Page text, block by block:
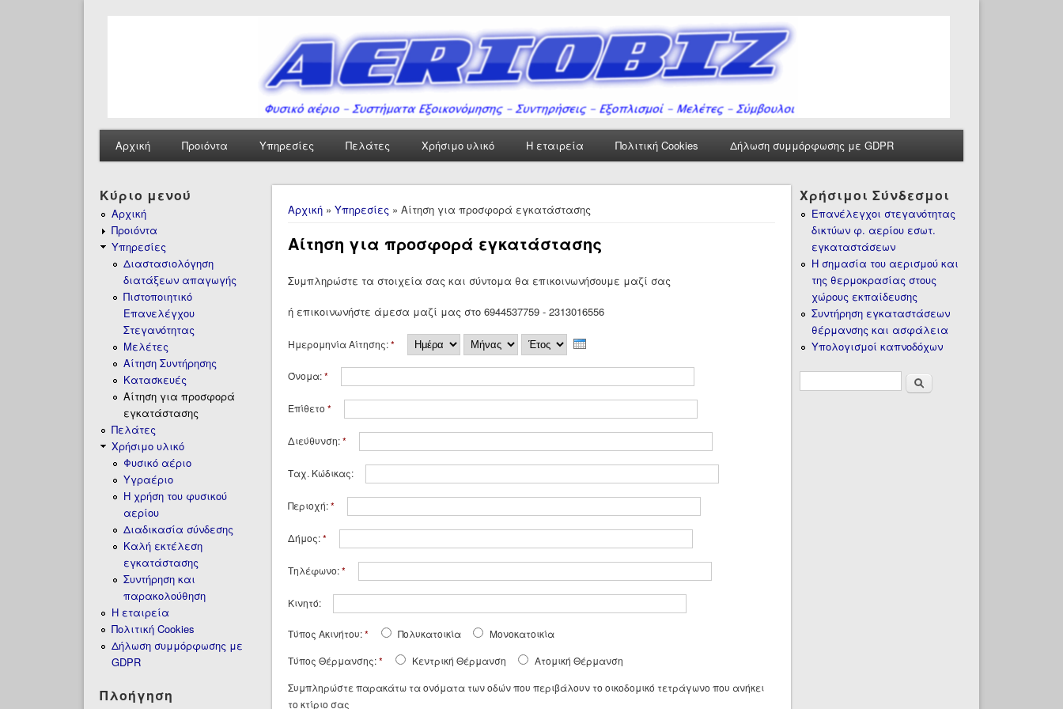
Αρχική Προιόντα Υπηρεσίες Πελάτες Χρήσιμο υλικό Η εταιρεία Πολιτική Cookies Δήλωση συμμόρφωσης με GDPR
Είστε εδώ
Αρχική »Υπηρεσίες » Αίτηση για προσφορά εγκατάστασης
Αίτηση για προσφορά εγκατάστασης
Συμπληρώστε τα στοιχεία σας και σύντομα θα επικοινωνήσουμε μαζί σας
ή επικοινωνήστε άμεσα μαζί μας στο 6944537759 - 2313016556
Ημερομηνία Αίτησης:* Ημέρα Μήνας Έτος
Όνομα:*
Επίθετο*
Διεύθυνση:*
Ταχ. Κώδικας:
Περιοχή:*
Δήμος:*
Τηλέφωνο:*
Κινητό:
Τύπος Ακινήτου:* Πολυκατοικία
Μονοκατοικία
Τύπος Θέρμανσης:* Κεντρική Θέρμανση
Ατομική Θέρμανση
Συμπληρώστε παρακάτω τα ονόματα των οδών που περιβάλουν το οικοδομικό τετράγωνο που ανήκει
το κτίριο σας
Κύριο μενού
Αρχική
Προιόντα
Υπηρεσίες
Διαστασιολόγηση
διατάξεων απαγωγής
Πιστοποιητικό
Επανελέγχου
Στεγανότητας
Μελέτες
Αίτηση Συντήρησης
Κατασκευές
Αίτηση για προσφορά
εγκατάστασης
Πελάτες
Χρήσιμο υλικό
Φυσικό αέριο
Υγραέριο
H χρήση του φυσικού
αερίου
Διαδικασία σύνδεσης
Καλή εκτέλεση
εγκατάστασης
Συντήρηση και
παρακολούθηση
Η εταιρεία
Πολιτική Cookies
Δήλωση συμμόρφωσης με
GDPR
Πλοήγηση
Χρήσιμοι Σύνδεσμοι
Επανέλεγχοι στεγανότητας
δικτύων φ. αερίου εσωτ.
εγκαταστάσεων
Η σημασία του αερισμού και
της θερμοκρασίας στους
χώρους εκπαίδευσης
Συντήρηση εγκαταστάσεων
θέρμανσης και ασφάλεια
Υπολογισμοί καπνοδόχων
Φόρμα
Αναζήτηση